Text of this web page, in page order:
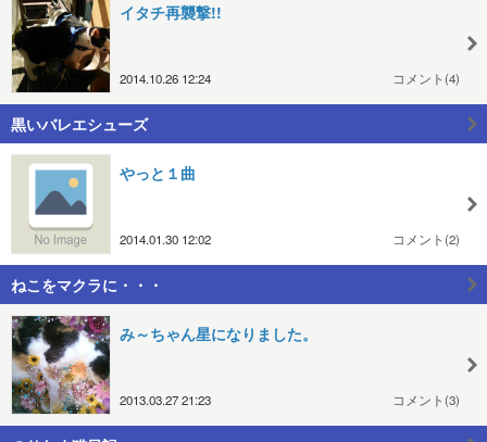
イタチ再襲撃!!
2014.10.26 12:24 コメント(4)
黒いバレエシューズ
やっと１曲
2014.01.30 12:02 コメント(2)
ねこをマクラに・・・
み～ちゃん星になりました。
2013.03.27 21:23 コメント(3)